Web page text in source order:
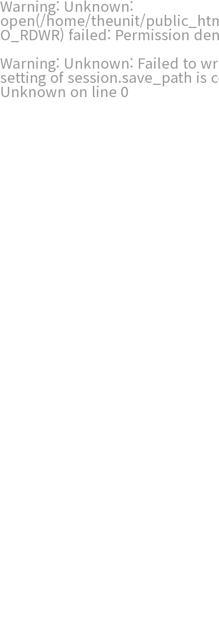
Warning: Unknown:
open(/home/theunit/
O_RDWR) failed: Permission
Warning: Unknown: Failed to
setting of session.save_path
Unknown on line 0